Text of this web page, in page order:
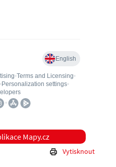
Vytisknout
Mapy.cz